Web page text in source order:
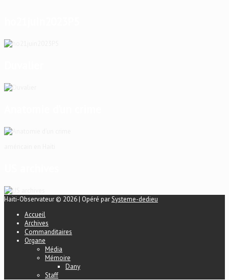
Haiti-Observateur © 2026 | Opéré parSysteme-dedieu
Accueil
Archives
Commanditaires
Organe
Média
Mémoire
Dany
Staff